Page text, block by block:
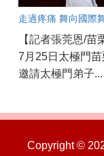
走過疼痛 舞向國際
【記者張莞恩/苗
7月25日太極門
邀請太極門弟子...
Copyright ©